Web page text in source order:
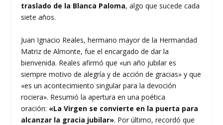
traslado de la Blanca Paloma, algo que sucede cada
siete años.
Juan Ignacio Reales, hermano mayor de la Hermandad
Matriz de Almonte, fue el encargado de dar la
bienvenida. Reales afirmó que «un año jubilar es
siempre motivo de alegría y de acción de gracias» y que
«es un acontecimiento singular para la devoción
rociera». Resumió la apertura en una poética
oración: «La Virgen se convierte en la puerta para
alcanzar la gracia jubilar». Por último, recordó que